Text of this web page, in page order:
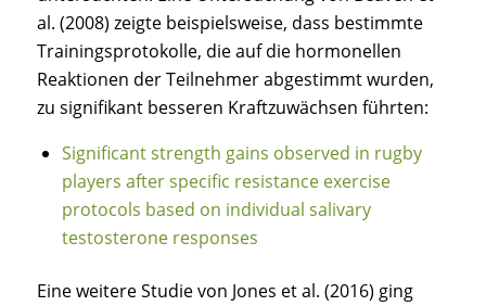
al. (2008) zeigte beispielsweise, dass bestimmte
Trainingsprotokolle, die auf die hormonellen
Reaktionen der Teilnehmer abgestimmt wurden,
zu signifikant besseren Kraftzuwächsen führten:
Significant strength gains observed in rugby
players after specific resistance exercise
protocols based on individual salivary
testosterone responses
Eine weitere Studie von Jones et al. (2016) ging